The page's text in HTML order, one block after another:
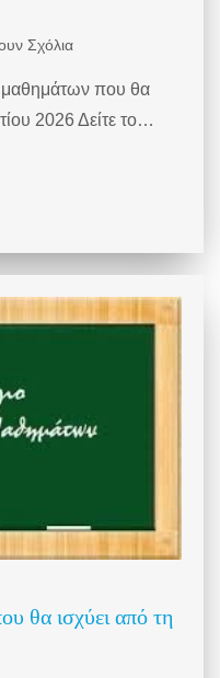
Σχόλια
μαθημάτων που θα
2026 Δείτε το…
θα ισχύει από τη